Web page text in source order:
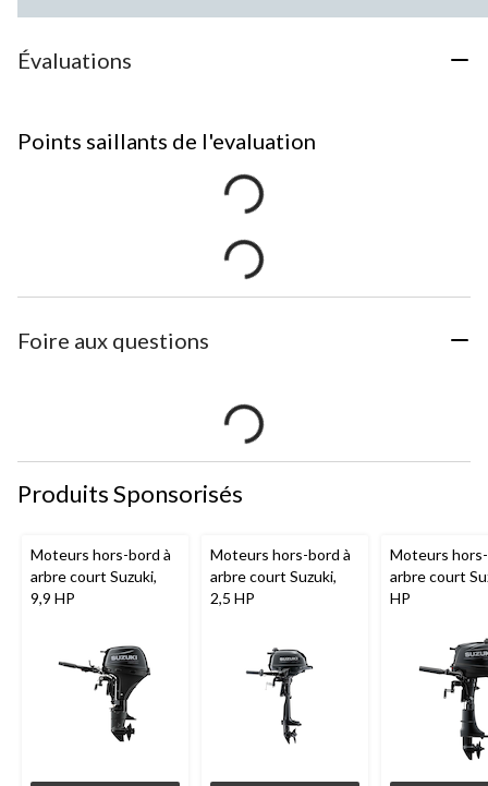
Évaluations
Points saillants de l'evaluation
Foire aux questions
Produits Sponsorisés
Moteurs hors-bord à
arbre court Suzuki,
9,9 HP
Moteurs hors-bord à
arbre court Suzuki,
2,5 HP
Moteurs
arbre court
HP